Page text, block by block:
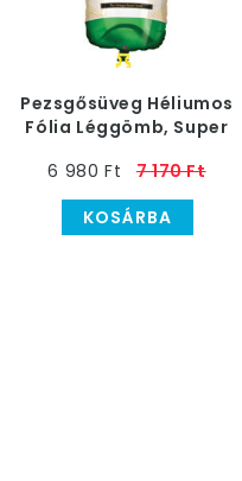
Pezsgősüveg Héliumos
Fólia Léggömb, Super
6 980 Ft
7 170 Ft
KOSÁRBA